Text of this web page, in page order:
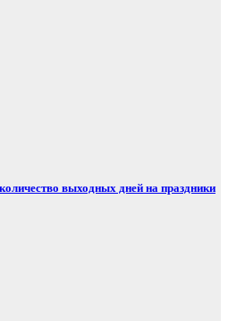
выходных дней на праздники